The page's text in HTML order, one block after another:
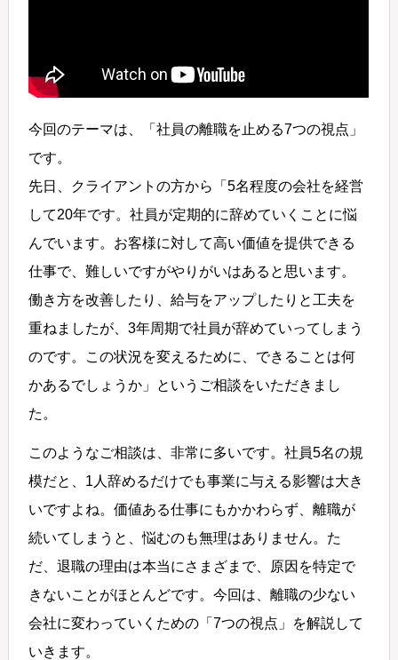
今回のテーマは、「社員の離職を止める7つの視点」
です。
先日、クライアントの方から「5名程度の会社を経営
して20年です。社員が定期的に辞めていくことに悩
んでいます。お客様に対して高い価値を提供できる
仕事で、難しいですがやりがいはあると思います。
働き方を改善したり、給与をアップしたりと工夫を
重ねましたが、3年周期で社員が辞めていってしまう
のです。この状況を変えるために、できることは何
かあるでしょうか」というご相談をいただきまし
た。
このようなご相談は、非常に多いです。社員5名の規
模だと、1人辞めるだけでも事業に与える影響は大き
いですよね。価値ある仕事にもかかわらず、離職が
続いてしまうと、悩むのも無理はありません。た
だ、退職の理由は本当にさまざまで、原因を特定で
きないことがほとんどです。今回は、離職の少ない
会社に変わっていくための「7つの視点」を解説して
いきます。